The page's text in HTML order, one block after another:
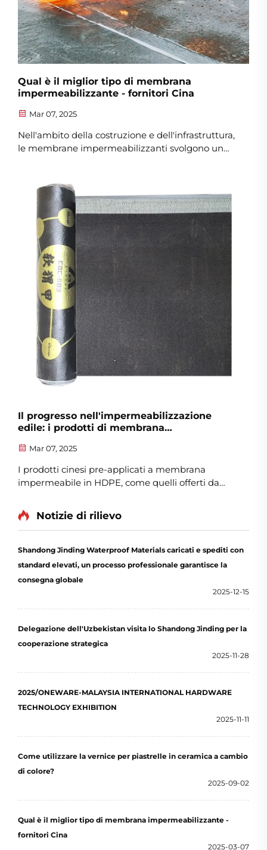
Qual è il miglior tipo di membrana
impermeabilizzante - fornitori Cina
Mar 07, 2025
Nell'ambito della costruzione e dell'infrastruttura,
le membrane impermeabilizzanti svolgono un
numerose opzioni disponibili sul mercato,
determinare il miglior tipo di membrana
impermeabilizzante...
Il progresso nell'impermeabilizzazione
edile: i prodotti di membrana
della Cina
Mar 07, 2025
I prodotti cinesi pre-applicati a membrana
impermeabile in HDPE, come quelli offerti da
da uno strato di film in polietilene ad alta densità
(HDPE), uno strato polimerico autoadesivo e un
Notizie di rilievo
Shandong Jinding Waterproof Materials caricati e spediti con
standard elevati, un processo professionale garantisce la
consegna globale
2025-12-15
Delegazione dell'Uzbekistan visita lo Shandong Jinding per la
cooperazione strategica
2025-11-28
2025/ONEWARE-MALAYSIA INTERNATIONAL HARDWARE
TECHNOLOGY EXHIBITION
2025-11-11
Come utilizzare la vernice per piastrelle in ceramica a cambio
di colore?
2025-09-02
Qual è il miglior tipo di membrana impermeabilizzante -
fornitori Cina
2025-03-07